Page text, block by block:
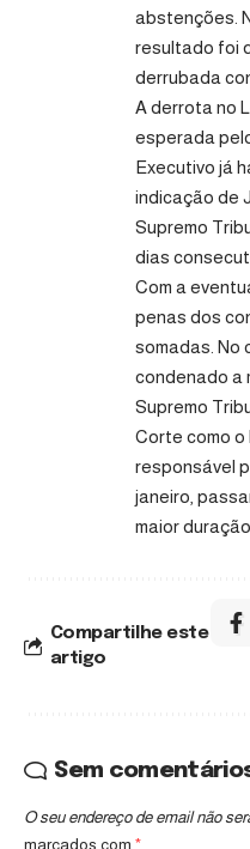
abstenções.
resultado foi
derrubada
A derrota no
esperada
Executivo já
indicação de
Supremo
dias
Com a
penas dos
somadas. No
condenado a
Supremo
Corte como
responsável
janeiro,
maior
Compartilhe este
artigo
Sem
O seu endereço de email não
marcados com *